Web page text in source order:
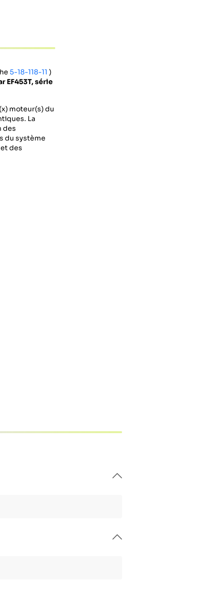
5-18-118-11 )
EF453T, série
moteur(s) du
La
des
du système
des